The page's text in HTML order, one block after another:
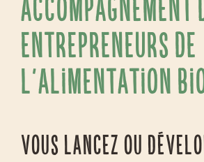
accompagnement
entrepreneurs de
l’alimentation
Vous lancez ou